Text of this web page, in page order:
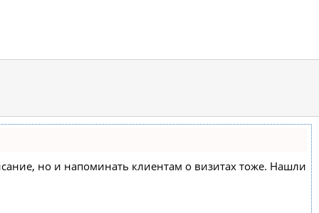
но и напоминать клиентам о визитах тоже. Нашли